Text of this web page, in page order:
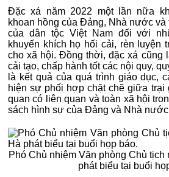
Đặc xá năm 2022 một lần nữa
khoan hồng của Đảng, Nhà nước và
của dân tộc Việt Nam đối với
khuyến khích họ hối cải, rèn luyện
cho xã hội. Đồng thời, đặc xá cũng
cải tạo, chấp hành tốt các nội quy,
là kết quả của quá trình giáo dục,
hiện sự phối hợp chặt chẽ giữa trại
quan có liên quan và toàn xã hội
sách hình sự của Đảng và Nhà
Phó Chủ nhiệm Văn phòng Chủ
phát biểu tại buổi